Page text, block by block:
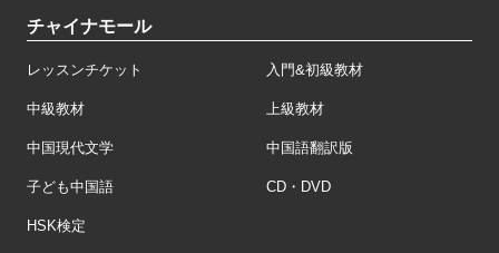
チャイナモール
レッスンチケット 入門&初級教材
中級教材 上級教材
中国現代文学 中国語翻訳版
子ども中国語 CD・DVD
HSK検定